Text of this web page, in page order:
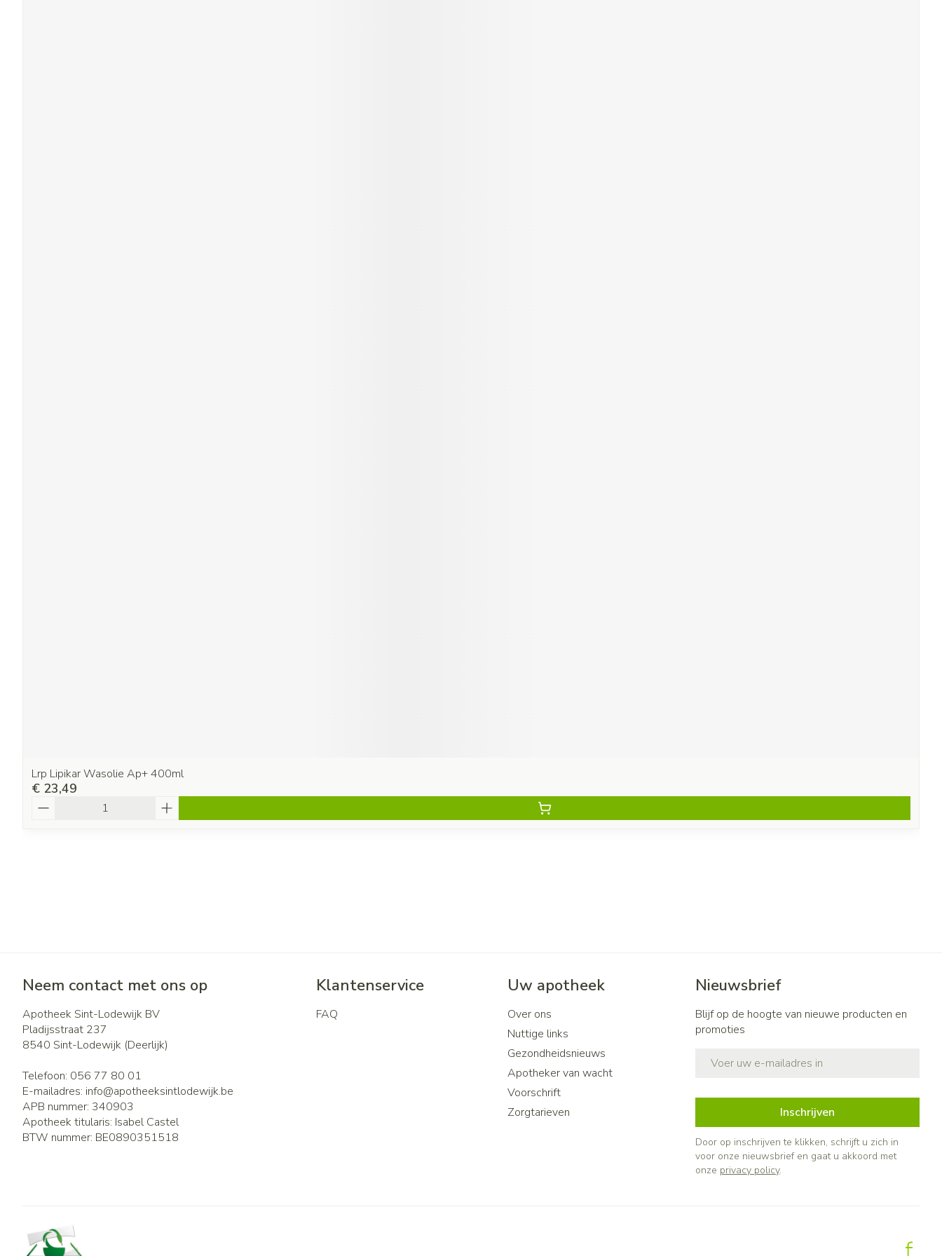
Lrp Lipikar Wasolie Ap+ 400ml
€ 23,49
Neem contact met ons op
Apotheek Sint-Lodewijk BV
Pladijsstraat 237
8540 Sint-Lodewijk (Deerlijk)
Telefoon: 056 77 80 01
E-mailadres: info@apotheeksintlodewijk.be
APB nummer: 340903
Apotheek titularis: Isabel Castel
BTW nummer: BE0890351518
Klantenservice
FAQ
Uw apotheek
Over ons
Nuttige links
Gezondheidsnieuws
Apotheker van wacht
Voorschrift
Zorgtarieven
Nieuwsbrief
Blijf op de hoogte van nieuwe producten en
promoties
Inschrijven
Door op inschrijven te klikken, schrijft u zich in
voor onze nieuwsbrief en gaat u akkoord met
onze privacy policy.